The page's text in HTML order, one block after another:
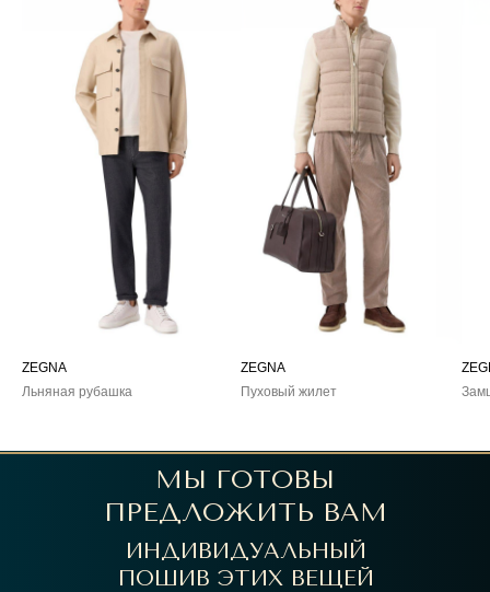
ZEGNA
Льняная рубашка
ZEGNA
Пуховый жилет
МЫ ГОТОВЫ
ПРЕДЛОЖИТЬ ВАМ
ИНДИВИДУАЛЬНЫЙ
ПОШИВ ЭТИХ ВЕЩЕЙ